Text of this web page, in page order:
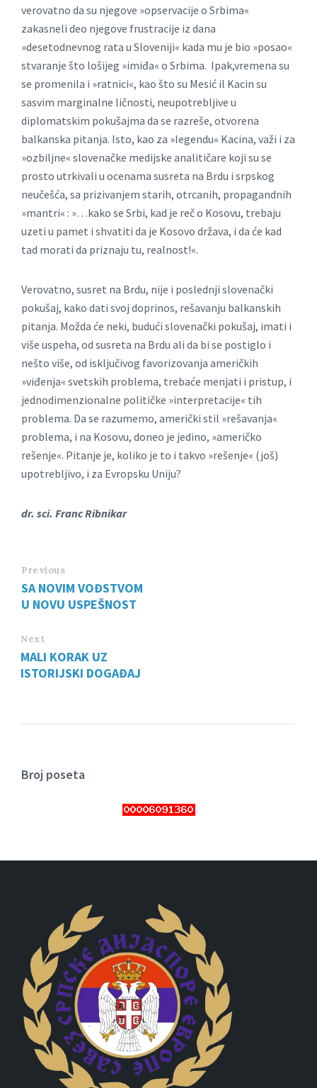
verovatno da su njegove »opservacije o Srbima«
zakasneli deo njegove frustracije iz dana
»desetodnevnog rata u Sloveniji« kada mu je bio »posao«
stvaranje što lošijeg »imiđa« o Srbima. Ipak,vremena su
se promenila i »ratnici«, kao što su Mesić il Kacin su
sasvim marginalne ličnosti, neupotrebljive u
diplomatskim pokušajma da se razreše, otvorena
balkanska pitanja. Isto, kao za »legendu« Kacina, važi i za
»ozbiljne« slovenačke medijske analitičare koji su se
prosto utrkivali u ocenama susreta na Brdu i srpskog
neučešća, sa prizivanjem starih, otrcanih, propagandnih
»mantri« : »…kako se Srbi, kad je reč o Kosovu, trebaju
uzeti u pamet i shvatiti da je Kosovo država, i da će kad
tad morati da priznaju tu, realnost!«.
Verovatno, susret na Brdu, nije i poslednji slovenački
pokušaj, kako dati svoj doprinos, rešavanju balkanskih
pitanja. Možda će neki, budući slovenački pokušaj, imati i
više uspeha, od susreta na Brdu ali da bi se postiglo i
nešto više, od isključivog favorizovanja američkih
»viđenja« svetskih problema, trebaće menjati i pristup, i
jednodimenzionalne političke »interpretacije« tih
problema. Da se razumemo, američki stil »rešavanja«
problema, i na Kosovu, doneo je jedino, »američko
rešenje«. Pitanje je, koliko je to i takvo »rešenje« (još)
upotrebljivo, i za Evropsku Uniju?
dr. sci. Franc Ribnikar
Previous
SA NOVIM VOĐSTVOM
U NOVU USPEŠNOST
Next
MALI KORAK UZ
ISTORIJSKI DOGAĐAJ
Broj poseta